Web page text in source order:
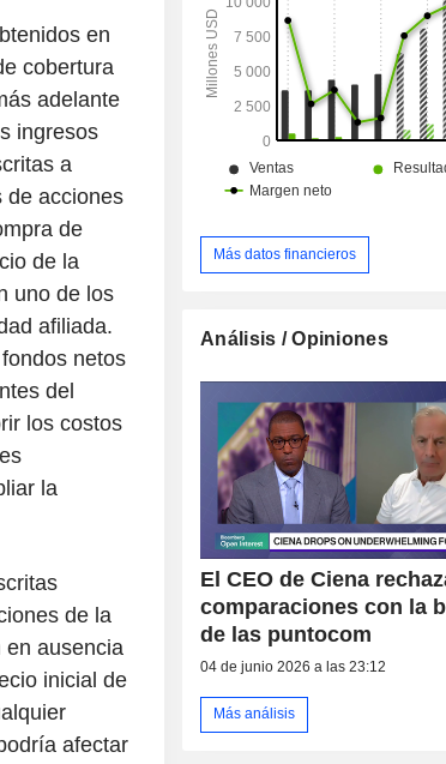
en
cobertura
adelante
ingresos
a
de acciones
de
de la
uno de los
afiliada.
netos
del
los costos
la
de la
en ausencia
inicial de
afectar
segmento de servicios globales
conjunto de servicios de valor
ayudan a sus clientes a
mejorar sus redes.
Más datos financieros
Análisis / Opiniones
El CEO de Ciena
comparaciones con la
de las puntocom
04 de junio 2026 a las 23:12
Más análisis